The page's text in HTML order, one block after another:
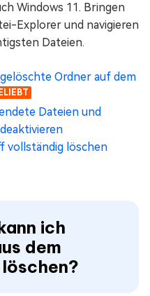
Windows 11. Bringen
Explorer und navigieren
Dateien.
Ordner auf dem
Dateien und
vollständig löschen
ich
dem